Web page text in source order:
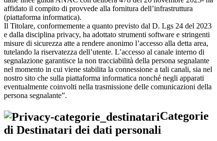
affidato il compito di provvede alla fornitura dell’infrastruttura
(piattaforma informatica).
Il Titolare, conformemente a quanto previsto dal D. Lgs 24 del 2023
e dalla disciplina privacy, ha adottato strumenti software e stringenti
misure di sicurezza atte a rendere anonimo l’accesso alla detta area,
tutelando la riservatezza dell’utente. L’accesso al canale interno di
segnalazione garantisce la non tracciabilità della persona segnalante
nel momento in cui viene stabilita la connessione a tali canali, sia nel
nostro sito che sulla piattaforma informatica nonché negli apparati
eventualmente coinvolti nella trasmissione delle comunicazioni della
persona segnalante”.
Categorie
di Destinatari dei dati personali